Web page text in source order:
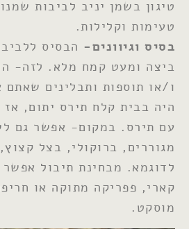
טיגון בשמן יניב לביבות
טעימות וקלילות.
בסיס וגיוונים- הבסיס
ביצה ומעט קמח מלא. לזה-
ו/או תוספות ותבלינים
היה בבית קלח תירס יתום,
עם תירס. במקום- אפשר גם
מגוררים, ברוקולי, בצל
לדוגמא. מבחינת תיבול
קארי, פפריקה מתוקה או
מוסקט.